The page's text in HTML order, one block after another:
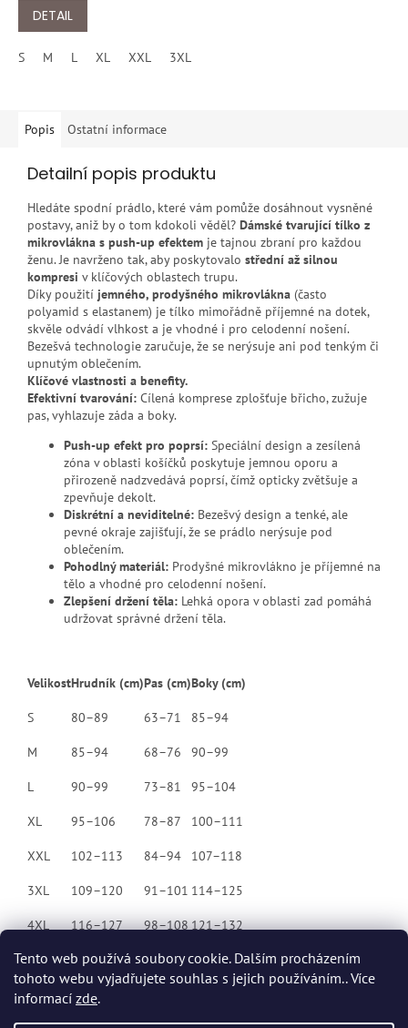
Tento web používá soubory cookie. Dalším procházením
tohoto webu vyjadřujete souhlas s jejich používáním.. Více
informací zde.
5,0
5
DETAIL
S M L XL XXL 3XL
Popis Ostatní informace
Detailní popis produktu
Hledáte spodní prádlo, které vám pomůže dosáhnout vysněné
postavy, aniž by o tom kdokoli věděl? Dámské tvarující tílko z
mikrovlákna s push-up efektem je tajnou zbraní pro každou
ženu. Je navrženo tak, aby poskytovalo střední až silnou
kompresi v klíčových oblastech trupu.
Díky použití jemného, prodyšného mikrovlákna (často
polyamid s elastanem) je tílko mimořádně příjemné na dotek,
skvěle odvádí vlhkost a je vhodné i pro celodenní nošení.
Bezešvá technologie zaručuje, že se nerýsuje ani pod tenkým či
upnutým oblečením.
Klíčové vlastnosti a benefity.
Efektivní tvarování: Cílená komprese zplošťuje břicho, zužuje
pas, vyhlazuje záda a boky.
Push-up efekt pro poprsí: Speciální design a zesílená
zóna v oblasti košíčků poskytuje jemnou oporu a
přirozeně nadzvedává poprsí, čímž opticky zvětšuje a
zpevňuje dekolt.
Diskrétní a neviditelné: Bezešvý design a tenké, ale
pevné okraje zajišťují, že se prádlo nerýsuje pod
oblečením.
Pohodlný materiál: Prodyšné mikrovlákno je příjemné na
tělo a vhodné pro celodenní nošení.
Zlepšení držení těla: Lehká opora v oblasti zad pomáhá
udržovat správné držení těla.
VelikostHrudník (cm)Pas (cm)Boky (cm)
S 80–89 63–71 85–94
M 85–94 68–76 90–99
L 90–99 73–81 95–104
XL 95–106 78–87 100–111
XXL 102–113 84–94 107–118
3XL 109–120 91–101 114–125
4XL 116–127 98–108121–132